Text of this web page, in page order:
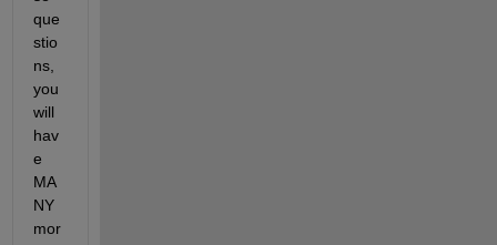
que
stio
ns,
you
will
hav
e
MA
NY
mor